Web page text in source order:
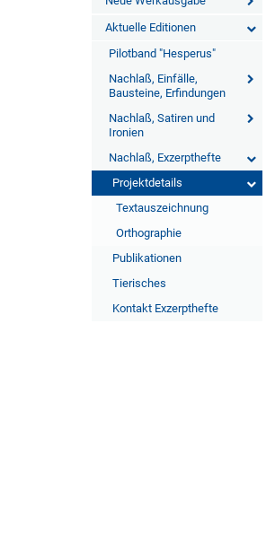
Aktuelle Editionen
Pilotband "Hesperus"
Nachlaß, Einfälle,
Bausteine, Erfindungen
Nachlaß, Satiren und
Ironien
Nachlaß, Exzerpthefte
Projektdetails
Textauszeichnung
Orthographie
Publikationen
Tierisches
Kontakt Exzerpthefte